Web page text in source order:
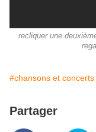
recliquer une
#chansons et concerts
Partager